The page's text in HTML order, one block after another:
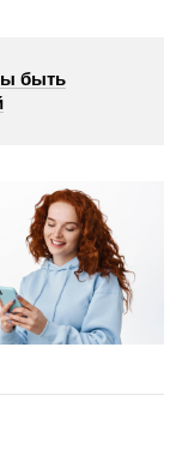
быть